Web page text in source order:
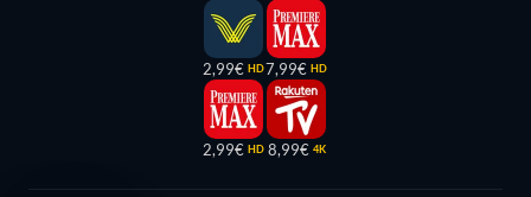
2,99€ HD
2,99€ HD
7,99€ HD
8,99€ 4K